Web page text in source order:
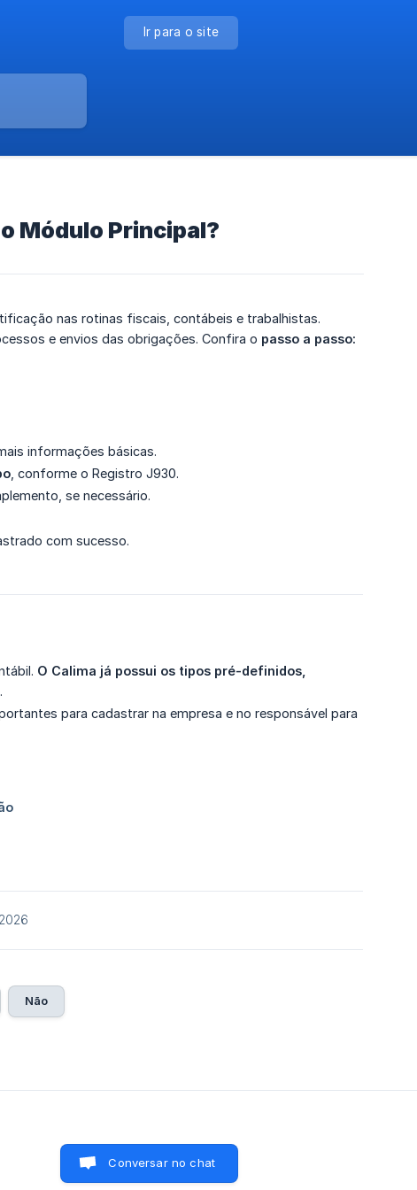
Ir para o site
Módulo Principal?
nas rotinas fiscais, contábeis e trabalhistas.
e envios das obrigações. Confira o passo a passo:
informações básicas.
, conforme o Registro J930.
se necessário.
com sucesso.
O Calima já possui os tipos pré-definidos,
.
para cadastrar na empresa e no responsável para
Não
Conversar no chat